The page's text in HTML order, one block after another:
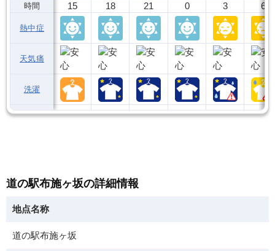
時間
熱中症
天気痛
洗濯
15 18 21 0 3 6
道の駅布施ヶ坂の詳細情報
地点名称
道の駅布施ヶ坂